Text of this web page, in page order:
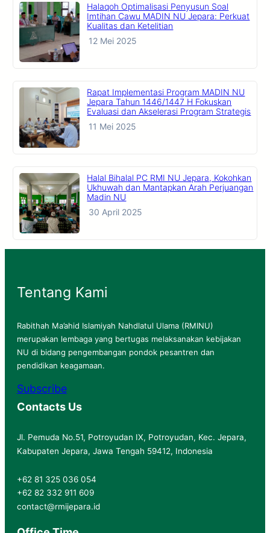
Halaqoh Optimalisasi Penyusun Soal
Imtihan Cawu MADIN NU Jepara: Perkuat
Kualitas dan Ketelitian
12 Mei 2025
Rapat Implementasi Program MADIN NU
Jepara Tahun 1446/1447 H Fokuskan
Evaluasi dan Akselerasi Program Strategis
11 Mei 2025
Halal Bihalal PC RMI NU Jepara, Kokohkan
Ukhuwah dan Mantapkan Arah Perjuangan
Madin NU
30 April 2025
Tentang Kami
Rabithah Ma’ahid Islamiyah Nahdlatul Ulama (RMINU)
merupakan lembaga yang bertugas melaksanakan kebijakan
NU di bidang pengembangan pondok pesantren dan
pendidikan keagamaan.
Subscribe
Contacts Us
Jl. Pemuda No.51, Potroyudan IX, Potroyudan, Kec. Jepara,
Kabupaten Jepara, Jawa Tengah 59412, Indonesia
+62 81 325 036 054
+62 82 332 911 609
contact@rmijepara.id